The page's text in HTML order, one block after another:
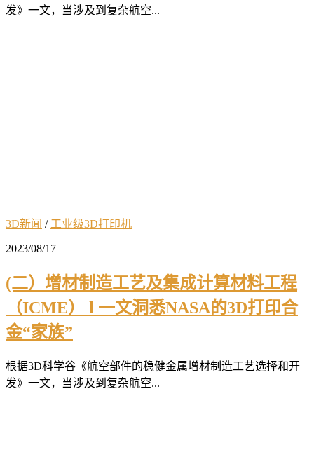
发》一文，当涉及到复杂航空...
3D新闻 / 工业级3D打印机
2023/08/17
(二）增材制造工艺及集成计算材料工程
（ICME） l 一文洞悉NASA的3D打印合
金“家族”
根据3D科学谷《航空部件的稳健金属增材制造工艺选择和开
发》一文，当涉及到复杂航空...